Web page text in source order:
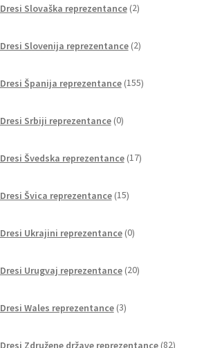
Dresi Slovaška reprezentance 2izdelka
Dresi Slovenija reprezentance 2izdelka
Dresi Španija reprezentance 155izdelkov
Dresi Srbiji reprezentance 0izdelkov
Dresi Švedska reprezentance 17izdelkov
Dresi Švica reprezentance 15izdelkov
Dresi Ukrajini reprezentance 0izdelkov
Dresi Urugvaj reprezentance 20izdelkov
Dresi Wales reprezentance 3izdelki
Dresi Združene države reprezentance 82